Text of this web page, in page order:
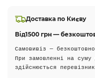
Доставка по Києву
Від1500 грн —
Самовивіз —
При замовленні на суму
здійснюється